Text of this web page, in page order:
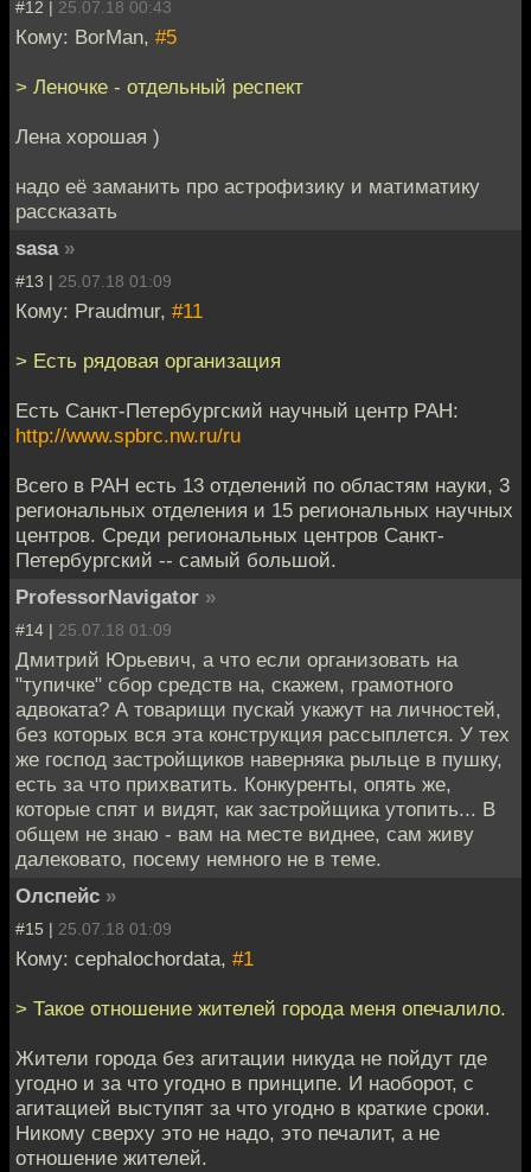
#12 | 25.07.18 00:43
Кому: BorMan, #5
> Леночке - отдельный респект
Лена хорошая )
надо её заманить про астрофизику и матиматику
рассказать
sasa »
#13 | 25.07.18 01:09
Кому: Praudmur, #11
> Есть рядовая организация
Есть Санкт-Петербургский научный центр РАН:
http://www.spbrc.nw.ru/ru
Всего в РАН есть 13 отделений по областям науки, 3
региональных отделения и 15 региональных научных
центров. Среди региональных центров Санкт-
Петербургский -- самый большой.
ProfessorNavigator »
#14 | 25.07.18 01:09
Дмитрий Юрьевич, а что если организовать на
"тупичке" сбор средств на, скажем, грамотного
адвоката? А товарищи пускай укажут на личностей,
без которых вся эта конструкция рассыплется. У тех
же господ застройщиков наверняка рыльце в пушку,
есть за что прихватить. Конкуренты, опять же,
которые спят и видят, как застройщика утопить... В
общем не знаю - вам на месте виднее, сам живу
далековато, посему немного не в теме.
Олспейс »
#15 | 25.07.18 01:09
Кому: cephalochordata, #1
> Такое отношение жителей города меня опечалило.
Жители города без агитации никуда не пойдут где
угодно и за что угодно в принципе. И наоборот, с
агитацией выступят за что угодно в краткие сроки.
Никому сверху это не надо, это печалит, а не
отношение жителей.